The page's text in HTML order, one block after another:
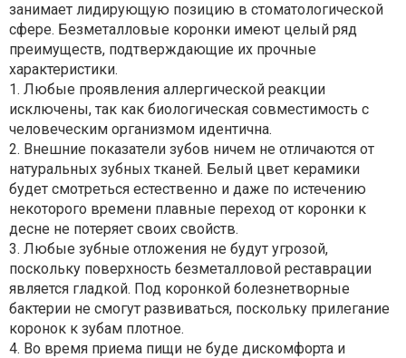
занимает лидирующую позицию в стоматологической
сфере. Безметалловые коронки имеют целый ряд
преимуществ, подтверждающие их прочные
характеристики.
1. Любые проявления аллергической реакции
исключены, так как биологическая совместимость с
человеческим организмом идентична.
2. Внешние показатели зубов ничем не отличаются от
натуральных зубных тканей. Белый цвет керамики
будет смотреться естественно и даже по истечению
некоторого времени плавные переход от коронки к
десне не потеряет своих свойств.
3. Любые зубные отложения не будут угрозой,
поскольку поверхность безметалловой реставрации
является гладкой. Под коронкой болезнетворные
бактерии не смогут развиваться, поскольку прилегание
коронок к зубам плотное.
4. Во время приема пищи не буде дискомфорта и